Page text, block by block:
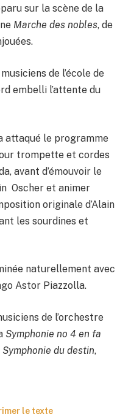
sur la scène de la
Marche des nobles, de
de l’école de
embelli l’attente du
attaqué le programme
trompette et cordes
avant d’émouvoir le
Oscher et animer
originale d’Alain
les sourdines et
naturellement avec
Astor Piazzolla.
de l’orchestre
Symphonie no 4 en fa
Symphonie du destin,
le texte